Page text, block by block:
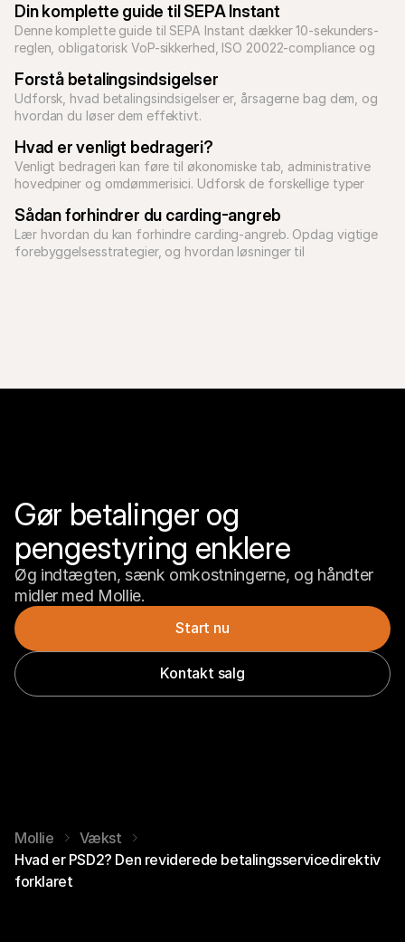
Din komplette guide til SEPA Instant
Denne komplette guide til SEPA Instant dækker 10-sekunders-
reglen, obligatorisk VoP-sikkerhed, ISO 20022-compliance og
Forstå betalingsindsigelser
Udforsk, hvad betalingsindsigelser er, årsagerne bag dem, og
Hvad er venligt bedrageri?
Venligt bedrageri kan føre til økonomiske tab, administrative
hovedpiner og omdømmerisici. Udforsk de forskellige typer
Sådan forhindrer du carding-angreb
Lær hvordan du kan forhindre carding-angreb. Opdag vigtige
forebyggelsesstrategier, og hvordan løsninger til
Gør betalinger og
pengestyring enklere
Øg indtægten, sænk omkostningerne, og håndter
midler med Mollie.
Start nu
Kontakt salg
Mollie
Vækst
Hvad er PSD2? Den reviderede betalingsservicedirektiv
forklaret